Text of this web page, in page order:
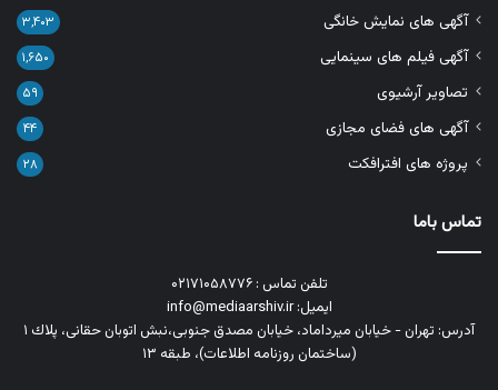
آگهی های نمایش خانگی ۳,۴۰۳
آگهی فیلم های سینمایی ۱,۶۵۰
تصاویر آرشیوی ۵۹
آگهی های فضای مجازی ۴۴
پروژه های افترافکت ۲۸
تماس باما
تلفن تماس : ۰۲۱۷۱۰۵۸۷۷۶
ایمیل: info@mediaarshiv.ir
آدرس: تهران - خیابان میرداماد، خیابان مصدق جنوبی،نبش اتوبان حقانی، پلاك ١
(ساختمان روزنامه اطلاعات)، طبقه ۱۳